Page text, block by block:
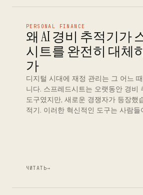
PERSONAL FINANCE
왜 AI 경비 추적기가
시트를 완전히 대체
가
디지털 시대에 재정 관리는 그 어느
니다. 스프레드시트는 오랫동안 경비
도구였지만, 새로운 경쟁자가 등장했
적기. 이러한 혁신적인 도구는 사람들
ЧИТАТЬ→